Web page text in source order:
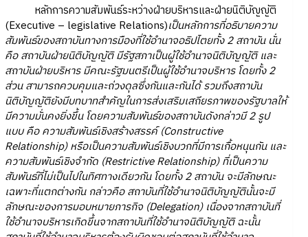
หลักการความสัมพันธ์ระหว่างฝ่ายบริหารและฝ่ายนิติบัญญัติ
(Executive – legislative Relations)เป็นหลักการที่อธิบายความ
สัมพันธ์ของสถาบันทางการมืองที่ใช้อำนาจอธิปไตยทั้ง 2 สถาบัน นั่น
คือ สถาบันฝ่ายนิติบัญญัติ มีรัฐสภาเป็นผู้ใช้อำนาจนิติบัญญัติ และ
สถาบันฝ่ายบริหาร มีคณะรัฐมนตรีเป็นผู้ใช้อำนาจบริหาร โดยทั้ง 2
ส่วน สามารถควบคุมและถ่วงดุลซึ่งกันและกันได้ รวมถึงสถาบัน
นิติบัญญัติยังมีบทบาทสำคัญในการส่งเสริมเสถียรภาพของรัฐบาลให้
มีความมั่นคงยิ่งขึ้น โดยความสัมพันธ์ของสถาบันดังกล่าวมี 2 รูป
แบบ คือ ความสัมพันธ์เชิงสร้างสรรค์ (Constructive
Relationship) หรือเป็นความสัมพันธ์เชิงบวกที่มีการเกื้อหนุนกัน และ
ความสัมพันธ์เชิงจำกัด (Restrictive Relationship) ที่เป็นความ
สัมพันธ์ที่ไม่เป็นไปในทิศทางเดียวกัน โดยทั้ง 2 สถาบัน จะมีลักษณะ
เฉพาะที่แตกต่างกัน กล่าวคือ สถาบันที่ใช้อำนาจนิติบัญญัตินั้นจะมี
ลักษณะของการมอบหมายภารกิจ (Delegation) เนื่องจากสถาบันที่
ใช้อำนาจบริหารเกิดขึ้นจากสถาบันที่ใช้อำนาจนิติบัญญัติ ฉะนั้น